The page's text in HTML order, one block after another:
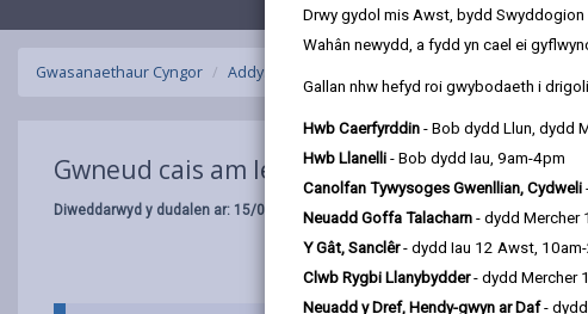
Drwy gydol mis Awst, bydd Swyddogion
Wahân newydd, a fydd yn cael ei
Gallan nhw hefyd roi gwybodaeth i
Hwb Caerfyrddin - Bob dydd Llun, dydd
Hwb Llanelli - Bob dydd Iau, 9am-4pm
Canolfan Tywysoges Gwenllian, Cydweli
Neuadd Goffa Talacharn - dydd Mercher
Y Gât, Sanclêr- dydd Iau 12 Awst,
Clwb Rygbi Llanybydder- dydd Mercher
Neuadd y Dref, Hendy-gwyn ar Daf-
Gwasanaethaur Cyngor Addysg ac Ysgolion
Gwneud cais am le amser llawn mewn ysgol
Diweddarwyd y dudalen ar: 15/04/2026